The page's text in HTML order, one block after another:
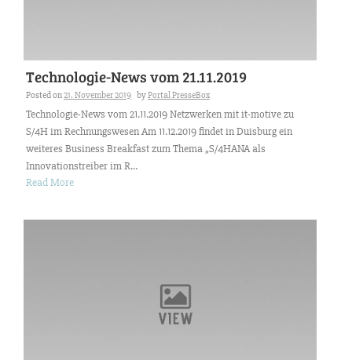
Technologie-News vom 21.11.2019
Posted on21. November 2019 byPortal PresseBox
Technologie-News vom 21.11.2019 Netzwerken mit it-motive zu
S/4H im Rechnungswesen Am 11.12.2019 findet in Duisburg ein
weiteres Business Breakfast zum Thema „S/4HANA als
Innovationstreiber im R...
Read More